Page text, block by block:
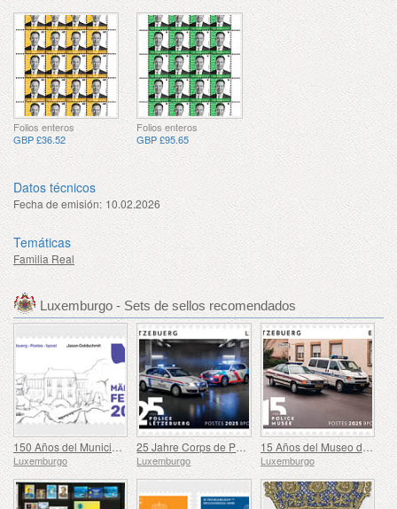
Folios enteros
GBP £36.52
Folios enteros
GBP £95.65
Datos técnicos
Fecha de emisión: 10.02.2026
Temáticas
Familia Real
Luxemburgo - Sets de sellos recomendados
150 Años del Municipio de Mertzig
Luxemburgo
25 Jahre Corps de Police Grand-Ducale
Luxemburgo
15 Años del Museo de la Policía
Luxemburgo